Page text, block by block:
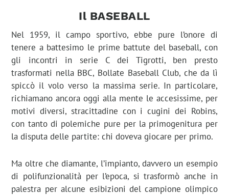
Il BASEBALL
Nel 1959, il campo sportivo, ebbe pure l’onore di
tenere a battesimo le prime battute del baseball, con
gli incontri in serie C dei Tigrotti, ben presto
trasformati nella BBC, Bollate Baseball Club, che da lì
spiccò il volo verso la massima serie. In particolare,
richiamano ancora oggi alla mente le accesissime, per
motivi diversi, stracittadine con i cugini dei Robins,
con tanto di polemiche pure per la primogenitura per
la disputa delle partite: chi doveva giocare per primo.
Ma oltre che diamante, l’impianto, davvero un esempio
di polifunzionalità per l’epoca, si trasformò anche in
palestra per alcune esibizioni del campione olimpico